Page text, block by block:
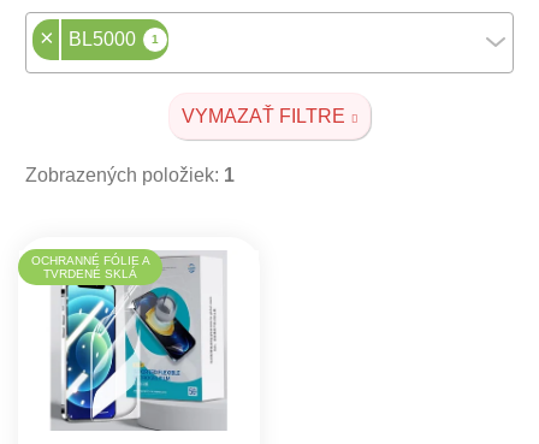
× BL5000 1
VYMAZAŤ FILTRE
Zobrazených položiek: 1
Výpis produktov
OCHRANNÉ FÓLIE A
TVRDENÉ SKLÁ